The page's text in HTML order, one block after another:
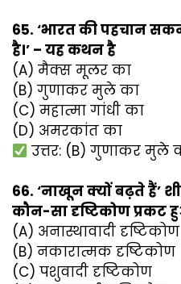
65. ‘भारत की पहचान
है।’ – यह कथन है
(A) मैक्स मूलर का
(B) गुणाकर मुले का
(C) महात्मा गांधी का
(D) अमरकांत का
उत्तर: (B) गुणाकर मुले
66. ‘नाखून क्यों बढ़ते हैं’
कौन-सा दृष्टिकोण प्रकट
(A) अनास्थावादी दृष्टिकोण
(B) नकारात्मक दृष्टिकोण
(C) पशुवादी दृष्टिकोण